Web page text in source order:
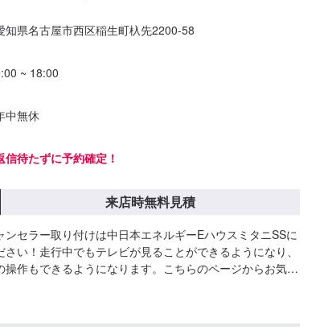
知県名古屋市西区稲生町杁先2200-58
~ 18:00
中無休
信待たずに予約確定！
来店時無料見積
ンセラー取り付けは中日本エネルギーEハウスミタニSSに
さい！走行中でもテレビが見ることができるようになり、
操作もできるようになります。こちらのページからお気軽